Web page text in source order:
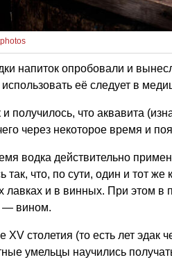
напиток опробовали и
использовать её следует в
и получилось, что аквавита
через некоторое время и
водка действительно
так, что, по сути, один и тот
лавках и в винных. При этом в
— вином.
ХV столетия (то есть лет эдак
умельцы научились